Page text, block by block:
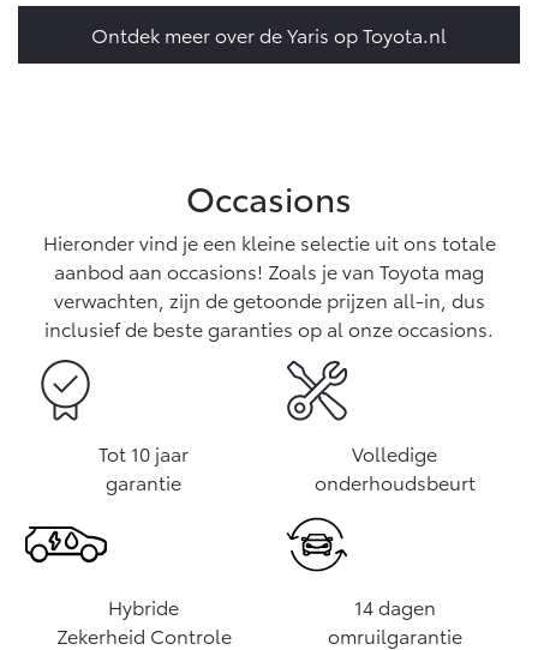
Ontdek meer over de Yaris op Toyota.nl
Occasions
Hieronder vind je een kleine selectie uit ons totale
aanbod aan occasions! Zoals je van Toyota mag
verwachten, zijn de getoonde prijzen all-in, dus
inclusief de beste garanties op al onze occasions.
Tot 10 jaar
garantie
Volledige
onderhoudsbeurt
Hybride
Zekerheid Controle
14 dagen
omruilgarantie